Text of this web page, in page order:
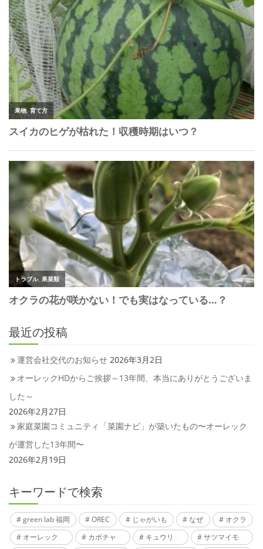
最近の投稿
運営会社交代のお知らせ 2026年3月2日
オーレックHDからご挨拶～13年間、本当にありがとうございま
した～
2026年2月27日
家庭菜園コミュニティ「菜園ナビ」が築いたもの〜オーレック
が運営した13年間〜
2026年2月19日
キーワードで検索
green lab 福岡 OREC じゃがいも なぜ
オクラ
オーレック
カボチャ キュウリ
サツマイモ